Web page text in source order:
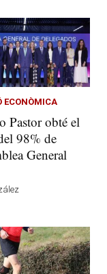
ECONÒMICA
Pastor obté el
98% de
General